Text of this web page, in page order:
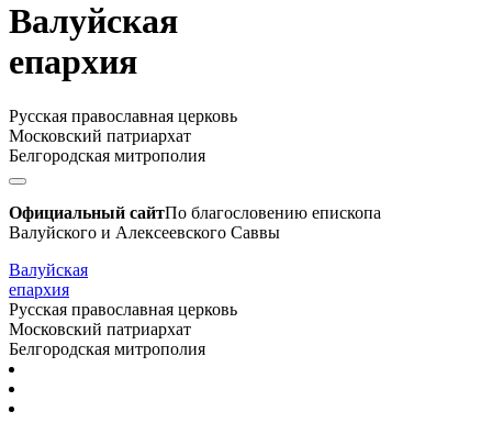
Валуйская
епархия
Русская православная церковь
Московский патриархат
Белгородская митрополия
Официальный сайтПо благословению епископа
Валуйского и Алексеевского Саввы
Валуйская
епархия
Русская православная церковь
Московский патриархат
Белгородская митрополия